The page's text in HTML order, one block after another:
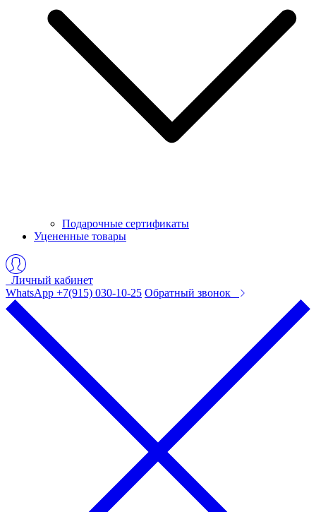
Подарочные сертификаты
Уцененные товары
Личный кабинет
WhatsApp +7(915) 030-10-25 Обратный звонок